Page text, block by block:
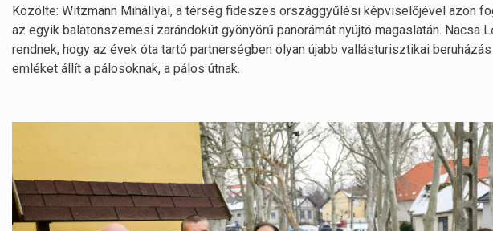
Közölte: Witzmann Mihállyal, a térség fideszes országgyűlési képviselőjével azon
az egyik balatonszemesi zarándokút gyönyörű panorámát nyújtó magaslatán. Nacsa
rendnek, hogy az évek óta tartó partnerségben olyan újabb vallásturisztikai
emléket állít a pálosoknak, a pálos útnak.